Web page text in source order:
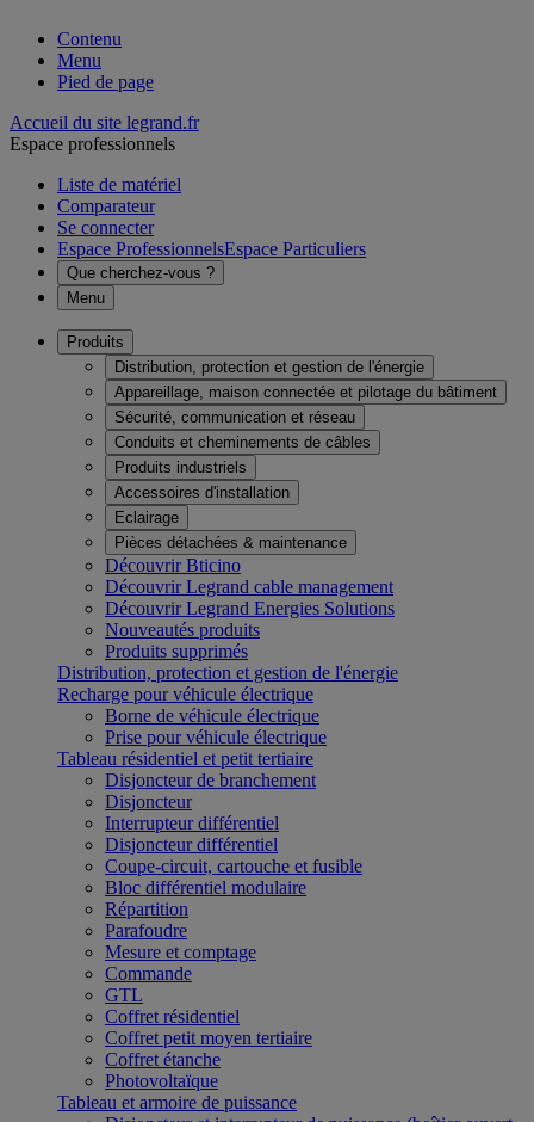
Contenu
Menu
Pied de page
Accueil du site legrand.fr
Espace professionnels
Liste de matériel
Comparateur
Se connecter
Espace ProfessionnelsEspace Particuliers
Que cherchez-vous ?
Menu
Produits
Distribution, protection et gestion de l'énergie
Appareillage, maison connectée et pilotage du bâtiment
Sécurité, communication et réseau
Conduits et cheminements de câbles
Produits industriels
Accessoires d'installation
Eclairage
Pièces détachées & maintenance
Découvrir Bticino
Découvrir Legrand cable management
Découvrir Legrand Energies Solutions
Nouveautés produits
Produits supprimés
Distribution, protection et gestion de l'énergie
Recharge pour véhicule électrique
Borne de véhicule électrique
Prise pour véhicule électrique
Tableau résidentiel et petit tertiaire
Disjoncteur de branchement
Disjoncteur
Interrupteur différentiel
Disjoncteur différentiel
Coupe-circuit, cartouche et fusible
Bloc différentiel modulaire
Répartition
Parafoudre
Mesure et comptage
Commande
GTL
Coffret résidentiel
Coffret petit moyen tertiaire
Coffret étanche
Photovoltaïque
Tableau et armoire de puissance